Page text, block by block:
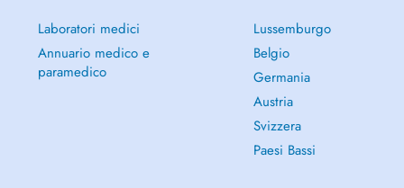
Laboratori medici
Annuario medico e
paramedico
Lussemburgo
Belgio
Germania
Austria
Svizzera
Paesi Bassi